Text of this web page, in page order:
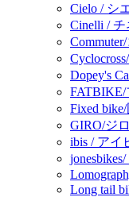
Cielo / シ
Cinelli / チ
Dopey's
Fixed
GIRO/ジロ
ibis / アイ
Long tail